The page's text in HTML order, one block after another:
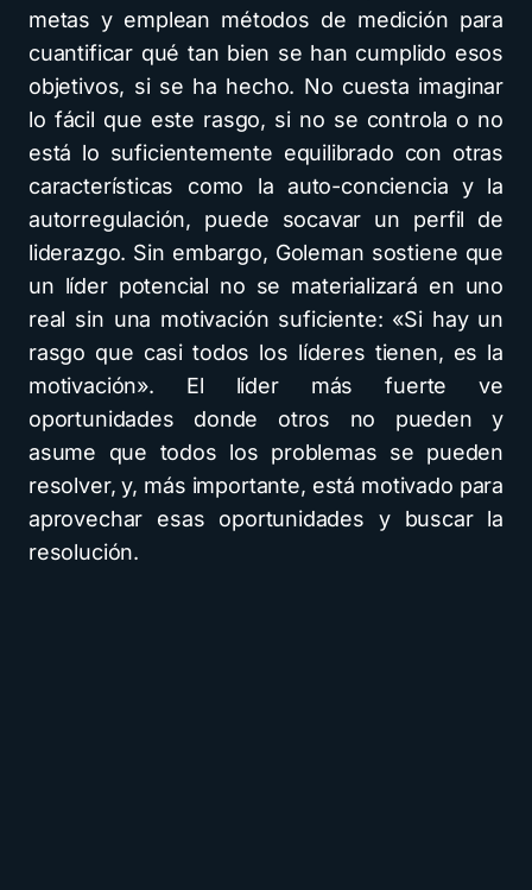
metas y emplean métodos de medición para
cuantificar qué tan bien se han cumplido esos
objetivos, si se ha hecho. No cuesta imaginar
lo fácil que este rasgo, si no se controla o no
está lo suficientemente equilibrado con otras
características como la auto-conciencia y la
autorregulación, puede socavar un perfil de
liderazgo. Sin embargo, Goleman sostiene que
un líder potencial no se materializará en uno
real sin una motivación suficiente: «Si hay un
rasgo que casi todos los líderes tienen, es la
motivación». El líder más fuerte ve
oportunidades donde otros no pueden y
asume que todos los problemas se pueden
resolver, y, más importante, está motivado para
aprovechar esas oportunidades y buscar la
resolución.